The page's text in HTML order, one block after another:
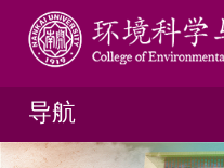
导航